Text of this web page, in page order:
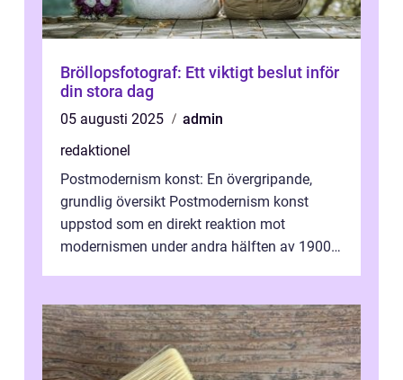
Bröllopsfotograf: Ett viktigt beslut inför
din stora dag
05 augusti 2025
admin
redaktionel
Postmodernism konst: En övergripande,
grundlig översikt Postmodernism konst
uppstod som en direkt reaktion mot
modernismen under andra hälften av 1900-